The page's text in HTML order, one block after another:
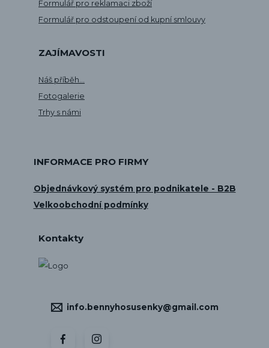
Formulář pro reklamaci zboží
Formulář pro odstoupení od kupní smlouvy
ZAJÍMAVOSTI
Náš příběh...
Fotogalerie
Trhy s námi
INFORMACE PRO FIRMY
Objednávkový systém pro podnikatele - B2B
Velkoobchodní podmínky
Kontakty
info.bennyhosusenky@gmail.com